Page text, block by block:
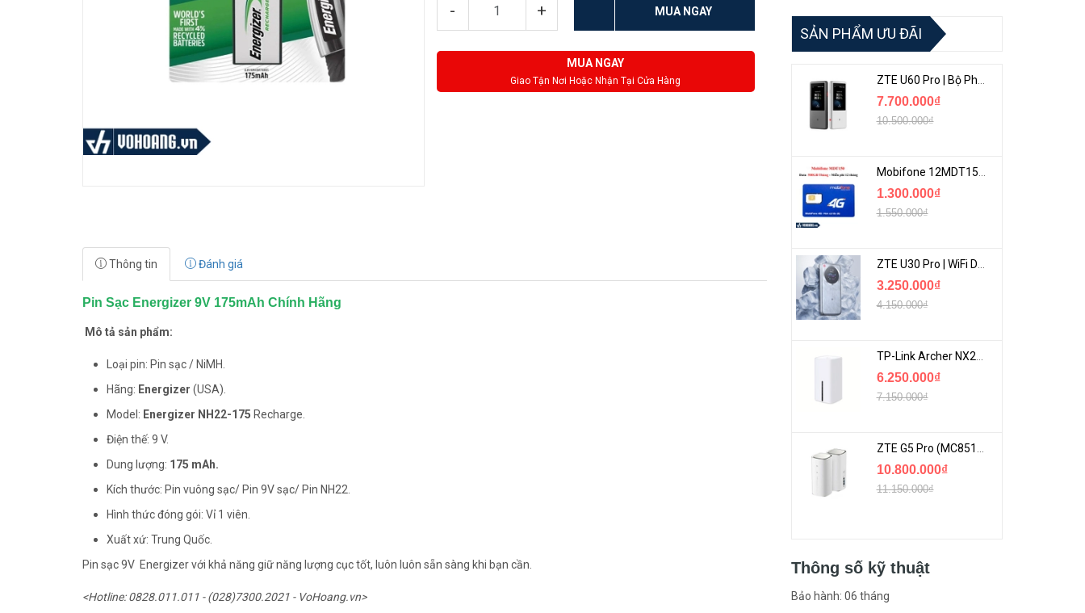
- + MUA NGAY
MUA NGAY
Giao Tận Nơi Hoặc Nhận Tại Cửa Hàng
Thông tin Đánh giá
Pin Sạc Energizer 9V 175mAh Chính Hãng
Mô tả sản phẩm:
Loại pin: Pin sạc / NiMH.
Hãng: Energizer (USA).
Model: Energizer NH22-175 Recharge.
Điện thế: 9 V.
Dung lượng: 175 mAh.
Kích thước: Pin vuông sạc/ Pin 9V sạc/ Pin NH22.
Hình thức đóng gói: Vỉ 1 viên.
Xuất xứ: Trung Quốc.
Pin sạc 9V Energizer với khả năng giữ năng lượng cục tốt, luôn luôn sẵn sàng khi bạn cần.
<Hotline: 0828.011.011 - (028)7300.2021 - VoHoang.vn>
SẢN PHẨM ƯU ĐÃI
ZTE U60 Pro | Bộ Phát 5G Cầm Tay Tích Hợp Công Nghệ WiFi 7, Pin 10000mAh
7.700.000₫
10.500.000₫
Mobifone 12MDT150 | Sim Chuyên 4G Mobifone Dung Lượng Cao 500GB/Tháng Gói 1 Năm
1.300.000₫
1.550.000₫
ZTE U30 Pro | WiFi Di Động 5G Tốc Độ Lên Đến 500Mbps, Màn Hình Cảm Ứng
3.250.000₫
4.150.000₫
TP-Link Archer NX200 | Bộ Phát WiFi Dùng Sim 5G Tốc Độ Cao Mới FullBox
6.250.000₫
7.150.000₫
ZTE G5 Pro (MC8512) | Router 5G WiFi7 Be7200 Hỗ Trợ Băng Tần 6Ghz Cực Mạnh
10.800.000₫
11.150.000₫
Thông số kỹ thuật
Bảo hành: 06 tháng